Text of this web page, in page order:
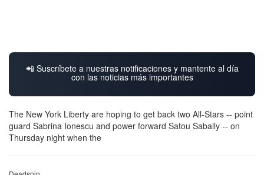
📲 Suscríbete a nuestras notificaciones y mantente al día
con las noticias más importantes
The New York Liberty are hoping to get back two All-Stars -- point
guard Sabrina Ionescu and power forward Satou Sabally -- on
Thursday night when the